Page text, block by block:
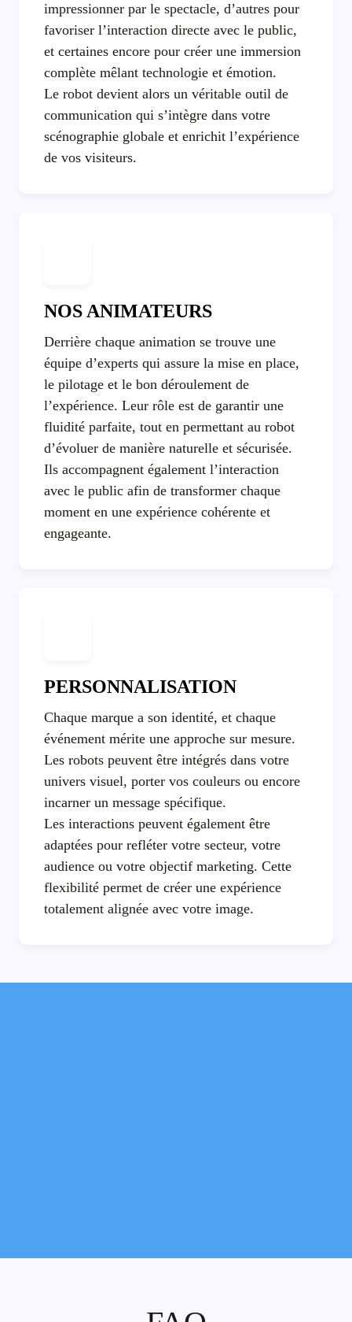
impressionner par le spectacle, d’autres pour
favoriser l’interaction directe avec le public,
et certaines encore pour créer une immersion
complète mêlant technologie et émotion.
Le robot devient alors un véritable outil de
communication qui s’intègre dans votre
scénographie globale et enrichit l’expérience
de vos visiteurs.
NOS ANIMATEURS
Derrière chaque animation se trouve une
équipe d’experts qui assure la mise en place,
le pilotage et le bon déroulement de
l’expérience. Leur rôle est de garantir une
fluidité parfaite, tout en permettant au robot
d’évoluer de manière naturelle et sécurisée.
Ils accompagnent également l’interaction
avec le public afin de transformer chaque
moment en une expérience cohérente et
engageante.
PERSONNALISATION
Chaque marque a son identité, et chaque
événement mérite une approche sur mesure.
Les robots peuvent être intégrés dans votre
univers visuel, porter vos couleurs ou encore
incarner un message spécifique.
Les interactions peuvent également être
adaptées pour refléter votre secteur, votre
audience ou votre objectif marketing. Cette
flexibilité permet de créer une expérience
totalement alignée avec votre image.